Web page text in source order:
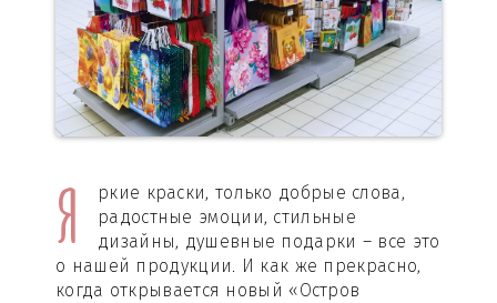
Я
ркие краски, только добрые слова,
радостные эмоции, стильные
дизайны, душевные подарки – все это
о нашей продукции. И как же прекрасно,
когда открывается новый «Остров